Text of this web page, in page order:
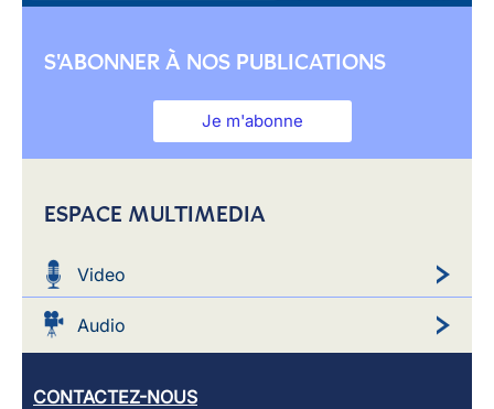
S'ABONNER À NOS PUBLICATIONS
Je m'abonne
ESPACE MULTIMEDIA
Video
Audio
CONTACTEZ-NOUS